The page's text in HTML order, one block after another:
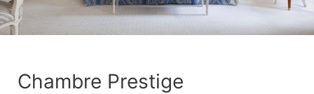
Chambre Prestige